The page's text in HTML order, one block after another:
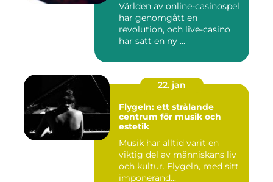
Världen av online-casinospel
har genomgått en
revolution, och live-casino
har satt en ny ...
22. jan
Flygeln: ett strålande
centrum för musik och
estetik
Musik har alltid varit en
viktig del av människans liv
och kultur. Flygeln, med sitt
imponerand...